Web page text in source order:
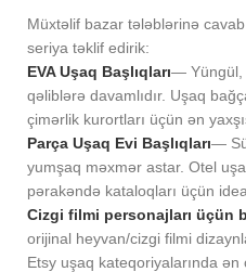
Müxtəlif bazar tələblərinə
seriya təklif edirik:
EVA Uşaq Başlıqları— Yüngül,
qəliblərə davamlıdır. Uşaq
çimərlik kurortları üçün ən
Parça Uşaq Evi Başlıqları—
yumşaq məxmər astar. Otel
pərakəndə kataloqları üçün
Cizgi filmi personajları üçün
orijinal heyvan/cizgi filmi
Etsy uşaq kateqoriyalarında ən